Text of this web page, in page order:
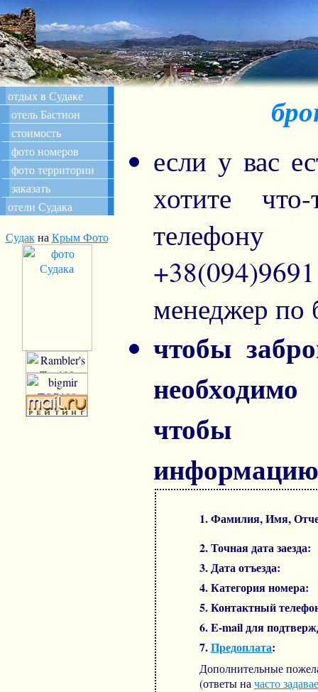
если у вас
хотите
телефону
менеджер по
чтобы
чтобы
1. Фамилия, Имя,
2. Точная дата заезда:
3. Дата отъезда:
4. Категория номеpа:
5. Контактный
6. E-mail для
7.Предоплата:
Дополнительные
(ответы начасто
отдых в Судаке
отель Бастион
стоимость
фото номеров
фото территории
заказать
отели Судака
Судакна Крым Фото